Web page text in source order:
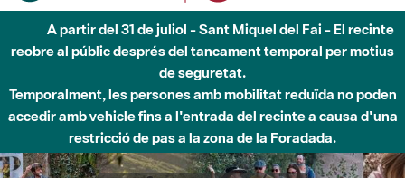
A partir del 31 de juliol - Sant Miquel del Fai - El recinte
reobre al públic després del tancament temporal per motius
de seguretat.
Temporalment, les persones amb mobilitat reduïda no poden
accedir amb vehicle fins a l'entrada del recinte a causa d'una
restricció de pas a la zona de la Foradada.